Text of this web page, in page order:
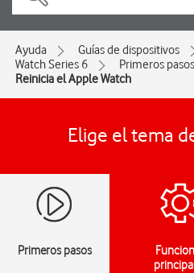
Ayuda Guías de dispositivos
Watch Series 6
Primeros pasos
Reinicia el Apple Watch
Elige el tema
Primeros pasos